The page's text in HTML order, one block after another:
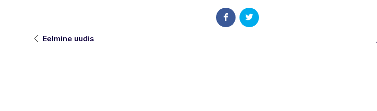
Eelmine uudis